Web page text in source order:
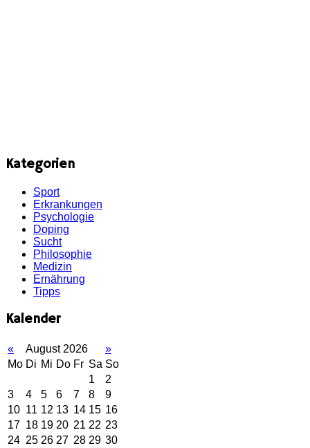
Kategorien
Sport
Erkrankungen
Psychologie
Doping
Sucht
Philosophie
Medizin
Ernährung
Tipps
Kalender
« August 2026
»
Mo Di Mi Do Fr Sa So
1
2
3
4 5 6 7 8
9
10 11 12 13 14 15 16
17 18 19 20 21 22 23
24 25 26 27 28 29 30